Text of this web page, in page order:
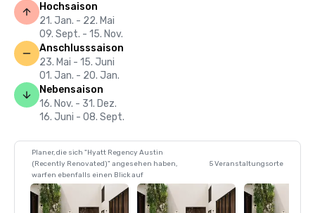
Hochsaison
21. Jan. - 22. Mai
09. Sept. - 15. Nov.
Anschlusssaison
23. Mai - 15. Juni
01. Jan. - 20. Jan.
Nebensaison
16. Nov. - 31. Dez.
16. Juni - 08. Sept.
Planer, die sich "Hyatt Regency Austin
(Recently Renovated)" angesehen haben,
warfen ebenfalls einen Blick auf
5 Veranstaltungsorte